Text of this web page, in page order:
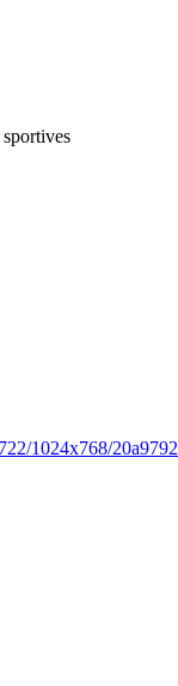
sportives
1024x768/